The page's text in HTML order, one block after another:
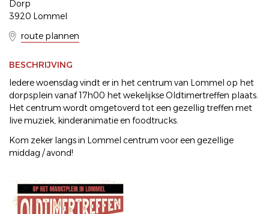
Dorp
3920 Lommel
route plannen
BESCHRIJVING
Iedere woensdag vindt er in het centrum van Lommel op het
dorpsplein vanaf 17h00 het wekelijkse Oldtimertreffen plaats.
Het centrum wordt omgetoverd tot een gezellig treffen met
live muziek, kinderanimatie en foodtrucks.
Kom zeker langs in Lommel centrum voor een gezellige
middag / avond!